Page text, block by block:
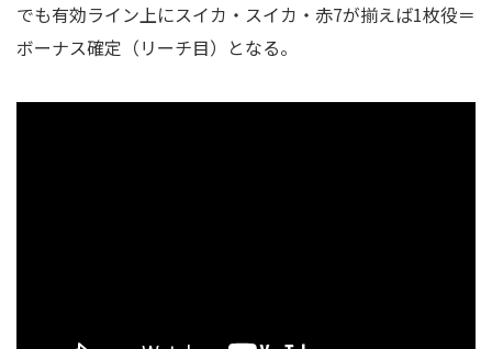
でも有効ライン上にスイカ・スイカ・赤7が揃えば1枚役＝
ボーナス確定（リーチ目）となる。